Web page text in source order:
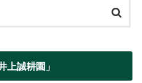
上誠耕園」